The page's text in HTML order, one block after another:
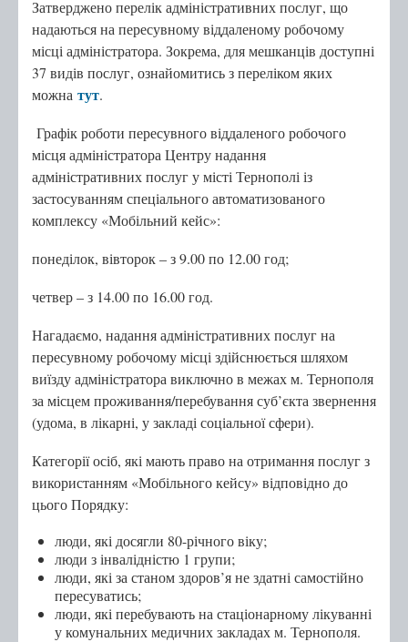
Затверджено перелік адміністративних послуг, що
надаються на пересувному віддаленому робочому
місці адміністратора. Зокрема, для мешканців доступні
37 видів послуг, ознайомитись з переліком яких
можна тут.
Графік роботи пересувного віддаленого робочого
місця адміністратора Центру надання
адміністративних послуг у місті Тернополі із
застосуванням спеціального автоматизованого
комплексу «Мобільний кейс»:
понеділок, вівторок – з 9.00 по 12.00 год;
четвер – з 14.00 по 16.00 год.
Нагадаємо, надання адміністративних послуг на
пересувному робочому місці здійснюється шляхом
виїзду адміністратора виключно в межах м. Тернополя
за місцем проживання/перебування суб’єкта звернення
(удома, в лікарні, у закладі соціальної сфери).
Категорії осіб, які мають право на отримання послуг з
використанням «Мобільного кейсу» відповідно до
цього Порядку:
люди, які досягли 80-річного віку;
люди з інвалідністю 1 групи;
люди, які за станом здоров’я не здатні самостійно
пересуватись;
люди, які перебувають на стаціонарному лікуванні
у комунальних медичних закладах м. Тернополя.